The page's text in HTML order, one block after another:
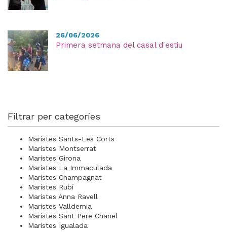
26/06/2026
Primera setmana del casal d'estiu
Filtrar per categoríes
Maristes Sants-Les Corts
Maristes Montserrat
Maristes Girona
Maristes La Immaculada
Maristes Champagnat
Maristes Rubí
Maristes Anna Ravell
Maristes Valldemia
Maristes Sant Pere Chanel
Maristes Igualada